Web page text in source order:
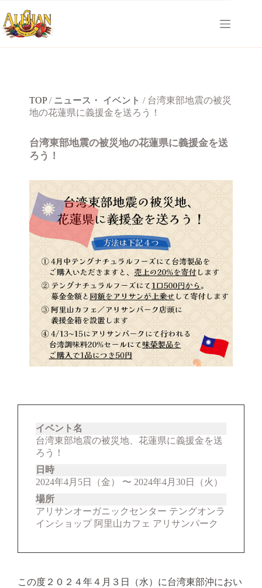
ン
テ
TOP/ ニュース・ イベント / 台湾東部地震の被災
地の花蓮県に義援金を送ろう！
台湾東部地震の被災地の花蓮県に義援金を送
ろう！
イベント名
台湾東部地震の被災地、花蓮県に義援金を送
ろう！
日時
2024年4月5日（金） 〜 2024年4月30日（火）
場所
アリサンオーガニックセンター テングオンラ
インショップ 阿里山カフェ アリサンパーク
この度２０２４年４月３日（水）に台湾東部沖におい